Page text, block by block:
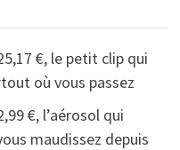
€, le petit clip qui
où vous passez
€, l’aérosol qui
maudissez depuis